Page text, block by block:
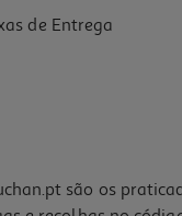
de Entrega
são os